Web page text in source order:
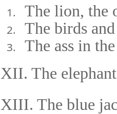
The lion, the
The birds
The ass in
XII. The
XIII. The blue